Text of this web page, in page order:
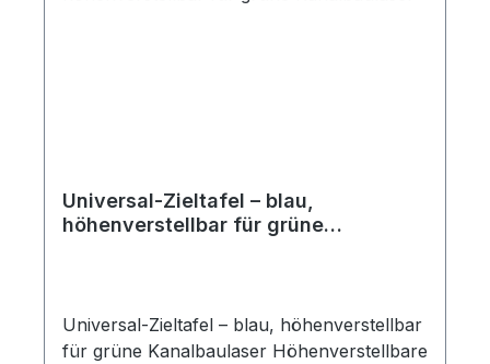
Universal-Zieltafel – blau,
höhenverstellbar für grüne
Universal-Zieltafel – blau, höhenverstellbar
für grüne Kanalbaulaser Höhenverstellbare